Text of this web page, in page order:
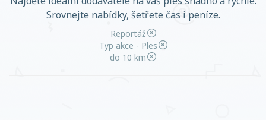
Založit účet
Srovnejte nabídky, šetřete čas i peníze.
Reportáž
Typ akce - Ples
do 10 km